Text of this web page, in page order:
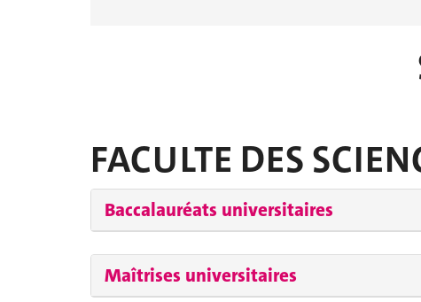
FACULTE DES
Baccalauréats universitaires
Maîtrises universitaires